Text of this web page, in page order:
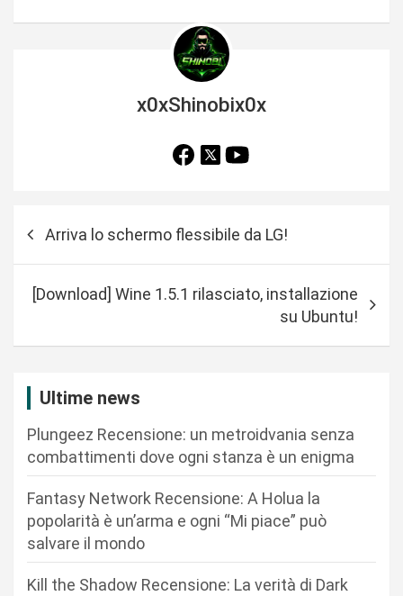
x0xShinobix0x
Arriva lo schermo flessibile da LG!
[Download] Wine 1.5.1 rilasciato, installazione
su Ubuntu!
Ultime news
Plungeez Recensione: un metroidvania senza
combattimenti dove ogni stanza è un enigma
Fantasy Network Recensione: A Holua la
popolarità è un’arma e ogni “Mi piace” può
salvare il mondo
Kill the Shadow Recensione: La verità di Dark